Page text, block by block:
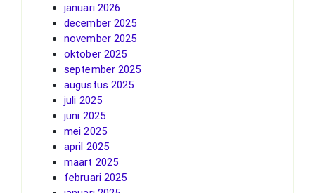
januari 2026
december 2025
november 2025
oktober 2025
september 2025
augustus 2025
juli 2025
juni 2025
mei 2025
april 2025
maart 2025
februari 2025